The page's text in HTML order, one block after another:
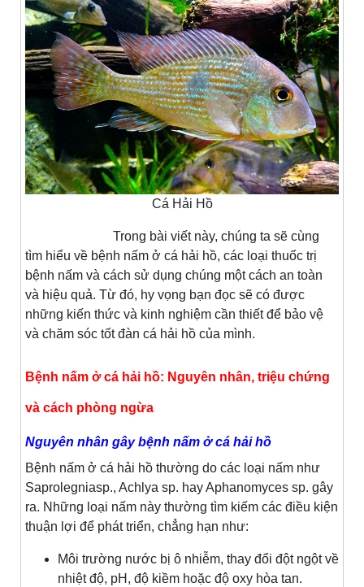
Cá Hải Hồ
Trong bài viết này, chúng ta sẽ cùng
tìm hiểu về bệnh nấm ở cá hải hồ, các loại thuốc trị
bệnh nấm và cách sử dụng chúng một cách an toàn
và hiệu quả. Từ đó, hy vọng bạn đọc sẽ có được
những kiến thức và kinh nghiệm cần thiết để bảo vệ
và chăm sóc tốt đàn cá hải hồ của mình.
Bệnh nấm ở cá hải hồ: Nguyên nhân, triệu chứng
và cách phòng ngừa
Nguyên nhân gây bệnh nấm ở cá hải hồ
Bệnh nấm ở cá hải hồ thường do các loại nấm như
Saprolegniasp., Achlya sp. hay Aphanomyces sp. gây
ra. Những loại nấm này thường tìm kiếm các điều kiện
thuận lợi để phát triển, chẳng hạn như:
Môi trường nước bị ô nhiễm, thay đổi đột ngột về
nhiệt độ, pH, độ kiềm hoặc độ oxy hòa tan.